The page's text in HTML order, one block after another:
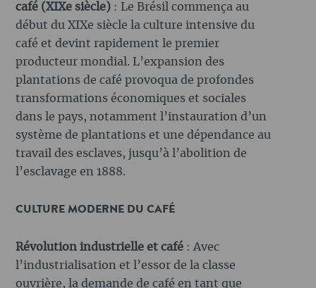
café (XIXe siècle) : Le Brésil commença au
début du XIXe siècle la culture intensive du
café et devint rapidement le premier
producteur mondial. L’expansion des
plantations de café provoqua de profondes
transformations économiques et sociales
dans le pays, notamment l’instauration d’un
système de plantations et une dépendance au
travail des esclaves, jusqu’à l’abolition de
l’esclavage en 1888.
CULTURE MODERNE DU CAFÉ
Révolution industrielle et café : Avec
l’industrialisation et l’essor de la classe
ouvrière, la demande de café en tant que